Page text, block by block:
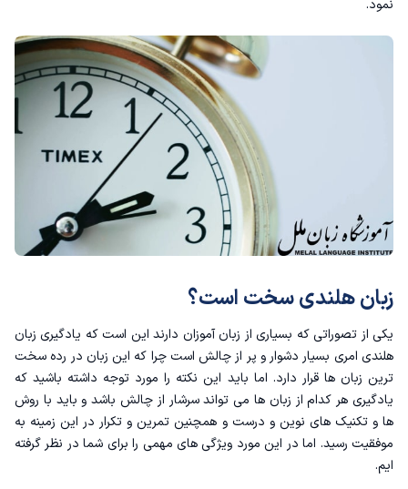
نمود.
زبان هلندی سخت است؟
یکی از تصوراتی که بسیاری از زبان آموزان دارند این است که یادگیری زبان
هلندی امری بسیار دشوار و پر از چالش است چرا که این زبان در رده سخت
ترین زبان ها قرار دارد. اما باید این نکته را مورد توجه داشته باشید که
یادگیری هر کدام از زبان ها می تواند سرشار از چالش باشد و باید با روش
ها و تکنیک های نوین و درست و همچنین تمرین و تکرار در این زمینه به
موفقیت رسید. اما در این مورد ویژگی های مهمی را برای شما در نظر گرفته
ایم.